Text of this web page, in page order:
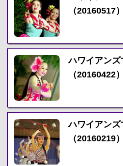
（20160517
ハワイアン
（20160422
ハワイアン
（20160219